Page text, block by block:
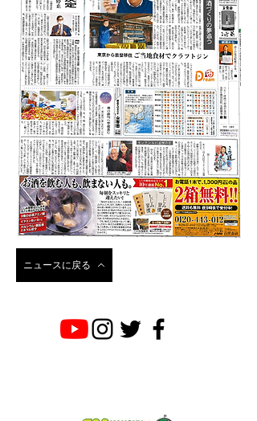
ニュースに戻る